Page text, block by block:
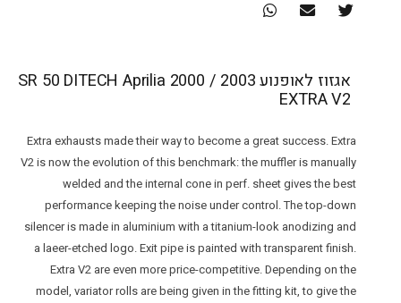
אגזוז לאופנוע SR 50 DITECH Aprilia 2000 / 2003
EXTRA V2
Extra exhausts made their way to become a great success. Extra
V2 is now the evolution of this benchmark: the muffler is manually
welded and the internal cone in perf. sheet gives the best
performance keeping the noise under control. The top-down
silencer is made in aluminium with a titanium-look anodizing and
a laeer-etched logo. Exit pipe is painted with transparent finish.
Extra V2 are even more price-competitive. Depending on the
model, variator rolls are being given in the fitting kit, to give the